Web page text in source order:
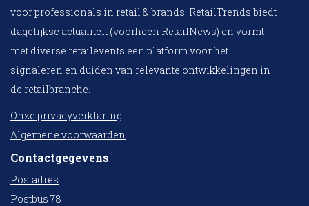
voor professionals in retail & brands. RetailTrends biedt
dagelijkse actualiteit (voorheen RetailNews) en vormt
met diverse retailevents een platform voor het
signaleren en duiden van relevante ontwikkelingen in
de retailbranche.
Onze privacyverklaring
Algemene voorwaarden
Contactgegevens
Postadres
Postbus 78